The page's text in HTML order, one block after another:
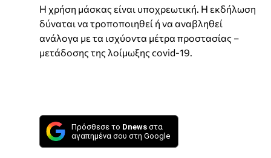
Η χρήση μάσκας είναι υποχρεωτική. H εκδήλωση
δύναται να τροποποιηθεί ή να αναβληθεί
ανάλογα με τα ισχύοντα μέτρα προστασίας –
μετάδοσης της λοίμωξης covid-19.
Πρόσθεσε το Dnews στα
αγαπημένα σου στη Google